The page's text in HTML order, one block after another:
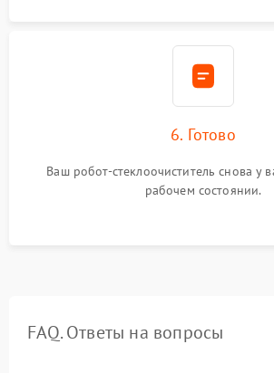
6. Готово
Ваш робот-стеклоочиститель снова у
рабочем состоянии.
FAQ. Ответы на вопросы